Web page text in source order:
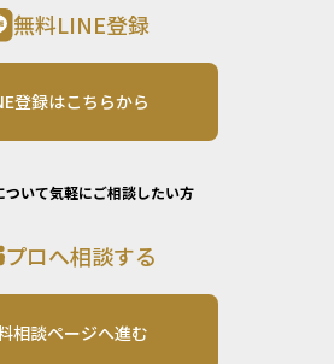
無料LINE登録
登録はこちらから
ついて気軽にご相談したい方
プロへ相談する
相談ページへ進む